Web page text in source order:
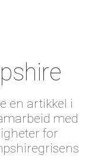
en artikkel i
med
for